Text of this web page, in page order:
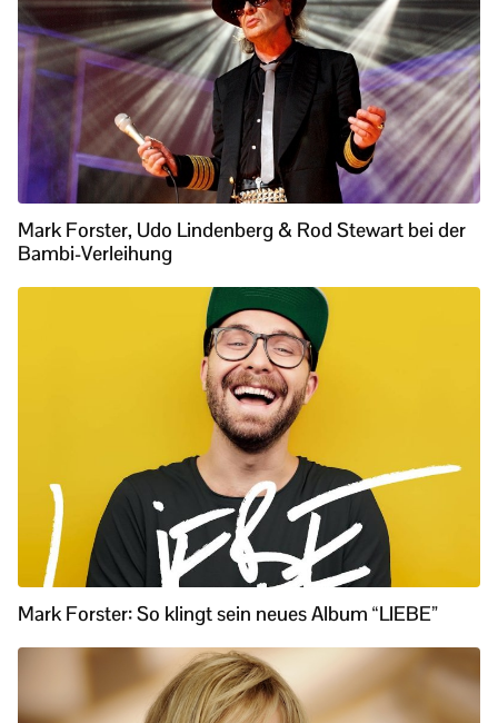
Mark Forster, Udo Lindenberg & Rod Stewart bei der
Bambi-Verleihung
Mark Forster: So klingt sein neues Album “LIEBE”